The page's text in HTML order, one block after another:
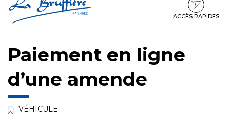
au
contenu
au
ACCÈS RAPIDES
Paiement en ligne
d’une amende
VÉHICULE